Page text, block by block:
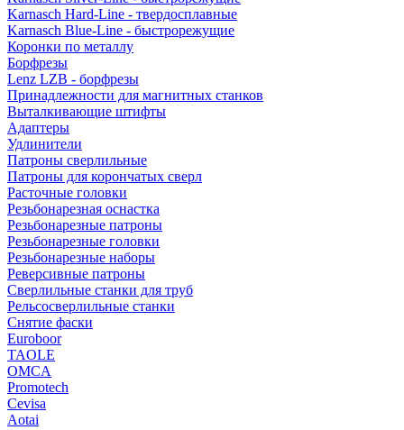
Karnasch Hard-Line - твердосплавные
Karnasch Blue-Line - быстрорежущие
Коронки по металлу
Борфрезы
Lenz LZB - борфрезы
Принадлежности для магнитных станков
Выталкивающие штифты
Адаптеры
Удлинители
Патроны сверлильные
Патроны для корончатых сверл
Расточные головки
Резьбонарезная оснастка
Резьбонарезные патроны
Резьбонарезные головки
Резьбонарезные наборы
Реверсивные патроны
Сверлильные станки для труб
Рельсосверлильные станки
Снятие фаски
Euroboor
TAOLE
OMCA
Promotech
Cevisa
Aotai